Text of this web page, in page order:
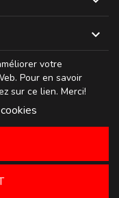

votre
Pour en savoir
sur ce lien. Merci!